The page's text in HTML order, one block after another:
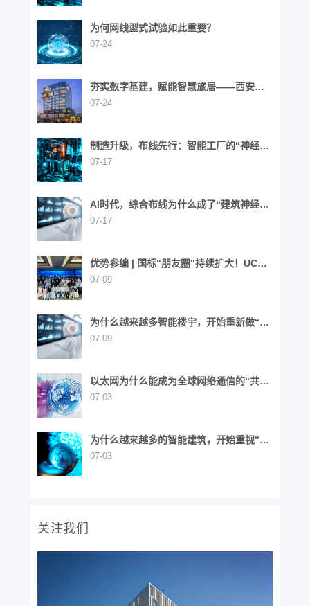
为何网线型式试验如此重要？
07-24
夯实数字基建，赋能智慧旅居——西安高
新区英迪格酒店
07-24
制造升级，布线先行：智能工厂的“神经网
络”重构之路
07-17
AI时代，综合布线为什么成了“建筑神经网
络”？
07-17
优势参编 | 国标"朋友圈"持续扩大！UCS
同步参与6项国家标准制定
07-09
为什么越来越多智能楼宇，开始重新做“布
线”这件事？
07-09
以太网为什么能成为全球网络通信的“共同
语言”？
07-03
为什么越来越多的智能建筑，开始重视"布
线生命周期"？
07-03
关注我们